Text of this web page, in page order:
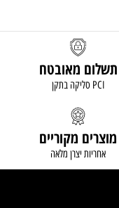
תשלום מאובטח
סליקה בתקן PCI
מוצרים מקוריים
אחריות יצרן מלאה